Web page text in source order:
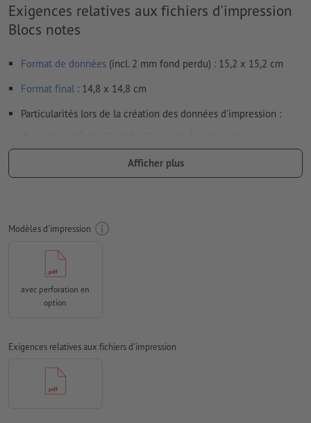
Exigences relatives aux fichiers d'impression
Blocs notes
Format de données (incl. 2 mm fond perdu) : 15,2 x 15,2 cm
Format final : 14,8 x 14,8 cm
Particularités lors de la création des données d'impression :
pointillés), celle-ci doit être enregistrée dans les données
de fond perdu
importantes à une distance de min. 4 mm du format final
Mode couleur :
pour les papiers non couchés
Nous ne vérifions pas les
Lescommentairessont supprimés et ne seront ainsi pas
imprimés
Le contenu des
Afficher plus
Modèles d'impression
avec perforation en
option
Exigences relatives aux fichiers d'impression